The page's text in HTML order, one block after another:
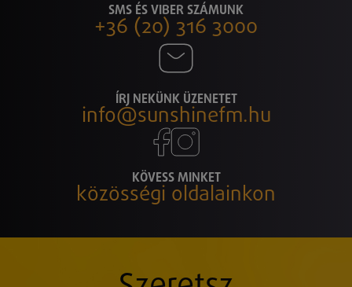
SMS ÉS VIBER SZÁMUNK
+36 (20) 316 3000
ÍRJ NEKÜNK ÜZENETET
info@sunshinefm.hu
KÖVESS MINKET
közösségi oldalainkon